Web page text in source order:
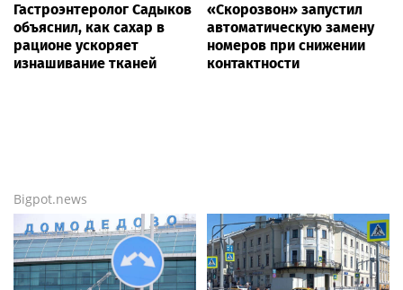
Гастроэнтеролог Садыков
объяснил, как сахар в
рационе ускоряет
изнашивание тканей
«Скорозвон» запустил
автоматическую замену
номеров при снижении
контактности
Bigpot.news